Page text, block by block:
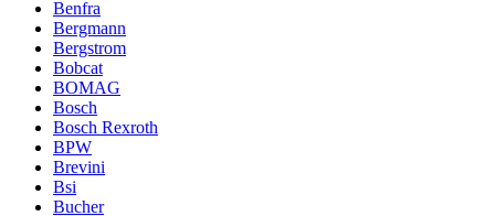
Benfra
Bergmann
Bergstrom
Bobcat
BOMAG
Bosch
Bosch Rexroth
BPW
Brevini
Bsi
Bucher